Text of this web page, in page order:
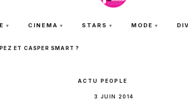
CINEMA STARS MODE
ET CASPER SMART ?
ACTU PEOPLE
3 JUIN 2014